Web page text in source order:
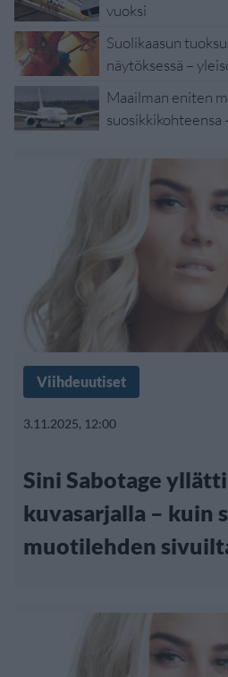
vuoksi
Suolikaasun
näytöksessä –
Maailman eniten
suosikkikohteensa
Viihdeuutiset
3.11.2025, 12:00
Sini Sabotage
kuvasarjalla – kuin
muotilehden